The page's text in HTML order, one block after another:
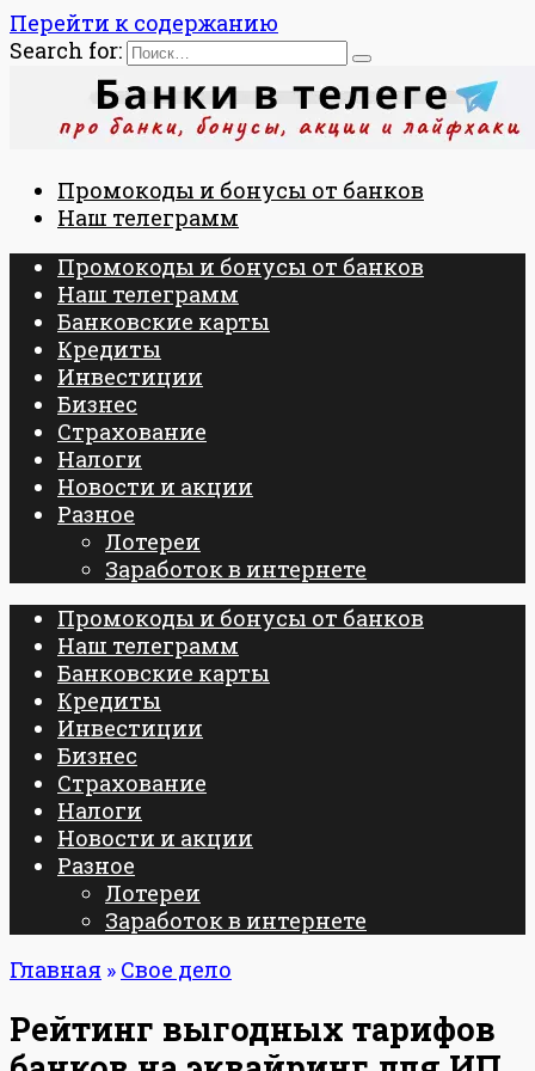
Перейти к содержанию
Search for:
Промокоды и бонусы от банков
Наш телеграмм
Промокоды и бонусы от банков
Наш телеграмм
Банковские карты
Кредиты
Инвестиции
Бизнес
Страхование
Налоги
Новости и акции
Разное
Лотереи
Заработок в интернете
Промокоды и бонусы от банков
Наш телеграмм
Банковские карты
Кредиты
Инвестиции
Бизнес
Страхование
Налоги
Новости и акции
Разное
Лотереи
Заработок в интернете
Главная » Свое дело
Рейтинг выгодных тарифов